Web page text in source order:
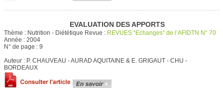
EVALUATION DES APPORTS
Thème : Nutrition - Diététique Revue : REVUES “Echanges” de l’AFIDTN N° 70
Année : 2004
N° de page : 9
Auteur : P. CHAUVEAU - AURAD AQUITAINE & E. GRIGAUT - CHU -
BORDEAUX